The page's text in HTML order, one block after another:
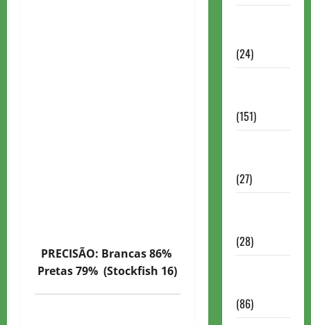
PRECISÃO: Brancas 86%
Pretas 79% (Stockfish 16)
(24)
(151)
(27)
(28)
(86)